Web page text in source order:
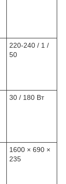
220-240 / 1 /
50
30 / 180 Вт
1600 × 690 ×
235